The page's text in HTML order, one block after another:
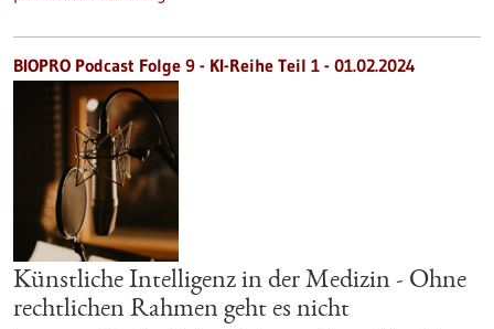
BIOPRO Podcast Folge 9 - KI-Reihe Teil 1 - 01.02.2024
Künstliche Intelligenz in der Medizin - Ohne
rechtlichen Rahmen geht es nicht